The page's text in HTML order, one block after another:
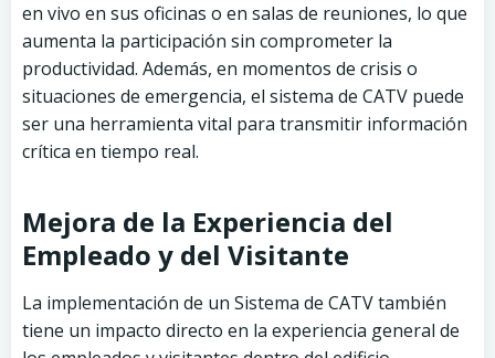
en vivo en sus oficinas o en salas de reuniones, lo que
aumenta la participación sin comprometer la
productividad. Además, en momentos de crisis o
situaciones de emergencia, el sistema de CATV puede
ser una herramienta vital para transmitir información
crítica en tiempo real.
Mejora de la Experiencia del
Empleado y del Visitante
La implementación de un Sistema de CATV también
tiene un impacto directo en la experiencia general de